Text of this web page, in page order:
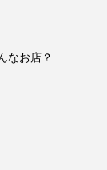
なお店？